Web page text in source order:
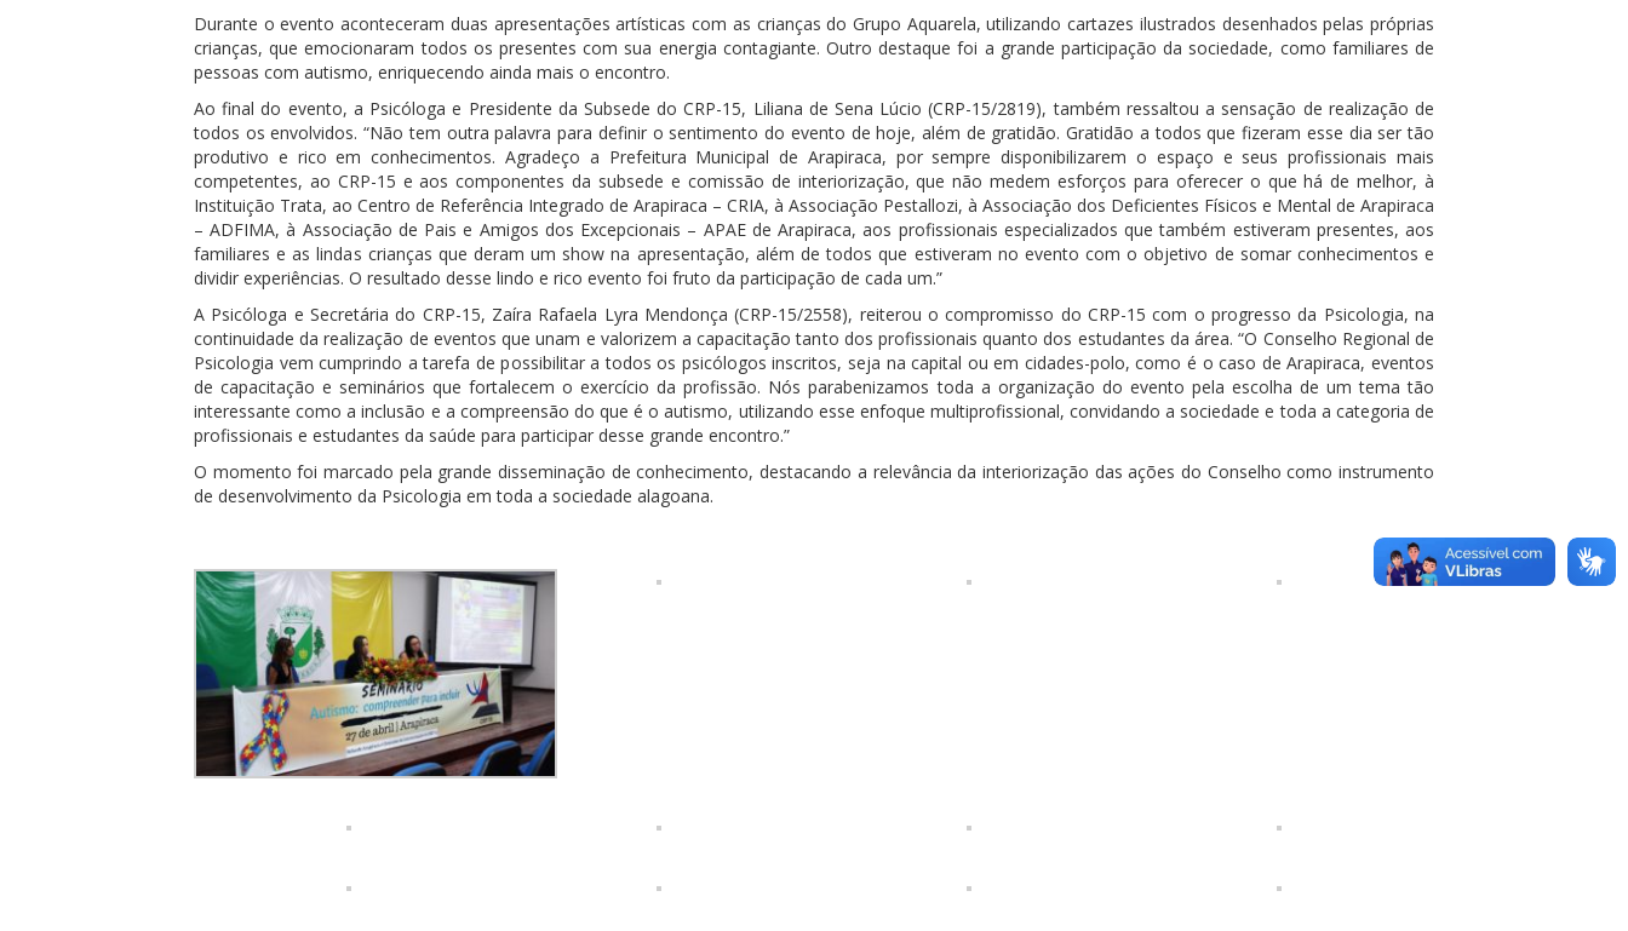
Durante o evento aconteceram duas apresentações artísticas com as crianças do Grupo Aquarela, utilizando cartazes ilustrados desenhados pelas próprias
crianças, que emocionaram todos os presentes com sua energia contagiante. Outro destaque foi a grande participação da sociedade, como familiares de
pessoas com autismo, enriquecendo ainda mais o encontro.
Ao final do evento, a Psicóloga e Presidente da Subsede do CRP-15, Liliana de Sena Lúcio (CRP-15/2819), também ressaltou a sensação de realização de
todos os envolvidos. “Não tem outra palavra para definir o sentimento do evento de hoje, além de gratidão. Gratidão a todos que fizeram esse dia ser tão
produtivo e rico em conhecimentos. Agradeço a Prefeitura Municipal de Arapiraca, por sempre disponibilizarem o espaço e seus profissionais mais
competentes, ao CRP-15 e aos componentes da subsede e comissão de interiorização, que não medem esforços para oferecer o que há de melhor, à
Instituição Trata, ao Centro de Referência Integrado de Arapiraca – CRIA, à Associação Pestallozi, à Associação dos Deficientes Físicos e Mental de Arapiraca
– ADFIMA, à Associação de Pais e Amigos dos Excepcionais – APAE de Arapiraca, aos profissionais especializados que também estiveram presentes, aos
familiares e as lindas crianças que deram um show na apresentação, além de todos que estiveram no evento com o objetivo de somar conhecimentos e
dividir experiências. O resultado desse lindo e rico evento foi fruto da participação de cada um.”
A Psicóloga e Secretária do CRP-15, Zaíra Rafaela Lyra Mendonça (CRP-15/2558), reiterou o compromisso do CRP-15 com o progresso da Psicologia, na
continuidade da realização de eventos que unam e valorizem a capacitação tanto dos profissionais quanto dos estudantes da área. “O Conselho Regional de
Psicologia vem cumprindo a tarefa de possibilitar a todos os psicólogos inscritos, seja na capital ou em cidades-polo, como é o caso de Arapiraca, eventos
de capacitação e seminários que fortalecem o exercício da profissão. Nós parabenizamos toda a organização do evento pela escolha de um tema tão
interessante como a inclusão e a compreensão do que é o autismo, utilizando esse enfoque multiprofissional, convidando a sociedade e toda a categoria de
profissionais e estudantes da saúde para participar desse grande encontro.”
O momento foi marcado pela grande disseminação de conhecimento, destacando a relevância da interiorização das ações do Conselho como instrumento
de desenvolvimento da Psicologia em toda a sociedade alagoana.